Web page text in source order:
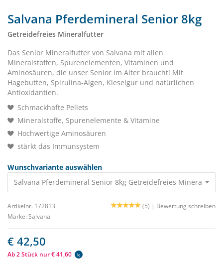
Salvana Pferdemineral Senior 8kg
Getreidefreies Mineralfutter
Das Senior Mineralfutter von Salvana mit allen
Mineralstoffen, Spurenelementen, Vitaminen und
Aminosäuren, die unser Senior im Alter braucht! Mit
Hagebutten, Spirulina-Algen, Kieselgur und natürlichen
Antioxidantien.
Schmackhafte Pellets
Mineralstoffe, Spurenelemente & Vitamine
Hochwertige Aminosäuren
stärkt das Immunsystem
Wunschvariante auswählen
Salvana Pferdemineral Senior 8kg Getreidefreies
Artikelnr. 172813 (5) | Bewertung schreiben
Marke: Salvana
€ 42,50
Ab 2 Stück nur € 41,60 k